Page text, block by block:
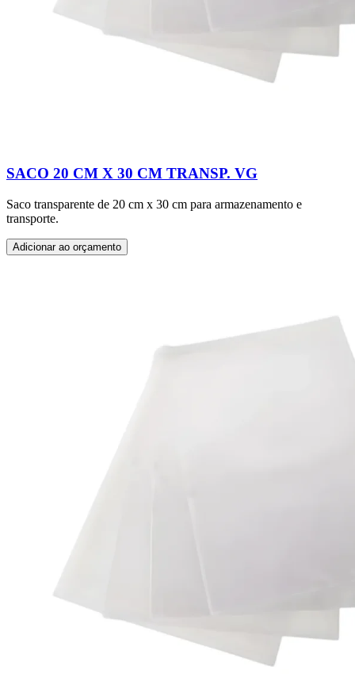
SACO 20 CM X 30 CM TRANSP. VG
Saco transparente de 20 cm x 30 cm para armazenamento e
transporte.
Adicionar ao orçamento